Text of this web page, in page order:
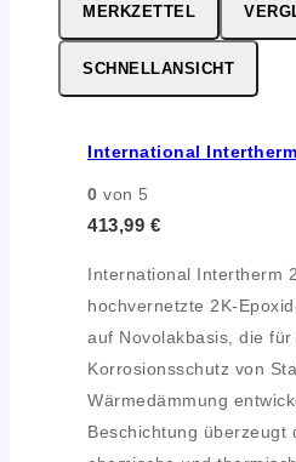
MERKZETTEL
SCHNELLANSICHT
International
0 von 5
413,99 €
International Intertherm
hochvernetzte 2K-
auf Novolakbasis, die
Korrosionsschutz von
Wärmedämmung
Beschichtung überzeugt